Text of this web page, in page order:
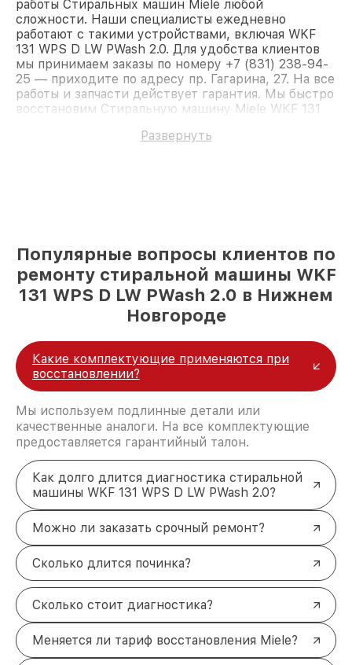
работы Стиральных машин Miele любой
сложности. Наши специалисты ежедневно
работают с такими устройствами, включая WKF
131 WPS D LW PWash 2.0. Для удобства клиентов
мы принимаем заказы по номеру +7 (831) 238-94-
25 — приходите по адресу пр. Гагарина, 27. На все
работы и запчасти действует гарантия. Мы быстро
восстановим Стиральную машину Miele WKF 131
Развернуть
Популярные вопросы клиентов по
ремонту стиральной машины WKF
131 WPS D LW PWash 2.0 в Нижнем
Новгороде
Какие комплектующие применяются при
восстановлении?
Мы используем подлинные детали или
качественные аналоги. На все комплектующие
предоставляется гарантийный талон.
Как долго длится диагностика стиральной
машины WKF 131 WPS D LW PWash 2.0?
Можно ли заказать срочный ремонт?
Сколько длится починка?
Сколько стоит диагностика?
Меняется ли тариф восстановления Miele?